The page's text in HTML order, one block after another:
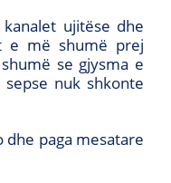
ujitëse dhe
e më shumë prej
se gjysma e
nuk shkonte
dhe paga mesatare